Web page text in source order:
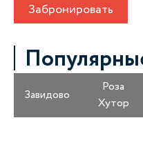
Забронировать
Завидово
Роза
Хутор